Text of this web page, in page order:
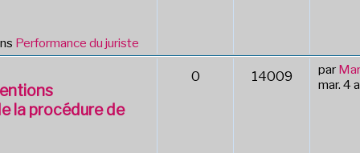
Performance du juriste
la procédure de
0 14009 par
mar. 4